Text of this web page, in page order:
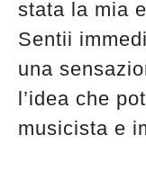
stata la mia
Sentii
una
l’idea che
musicista e